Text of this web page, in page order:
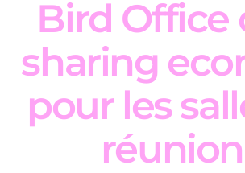
Bird Office
sharing
pour les